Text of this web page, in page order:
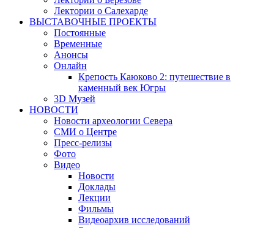
Лектории о Салехарде
ВЫСТАВОЧНЫЕ ПРОЕКТЫ
Постоянные
Временные
Анонсы
Онлайн
Крепость Каюково 2: путешествие в
каменный век Югры
3D Музей
НОВОСТИ
Новости археологии Севера
СМИ о Центре
Пресс-релизы
Фото
Видео
Новости
Доклады
Лекции
Фильмы
Видеоархив исследований